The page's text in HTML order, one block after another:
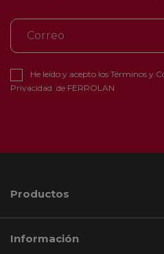
He leído y acepto los Términos y
Privacidad de FERROLAN
Productos
Información